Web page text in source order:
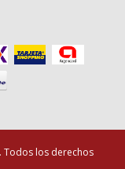
Todos los derechos